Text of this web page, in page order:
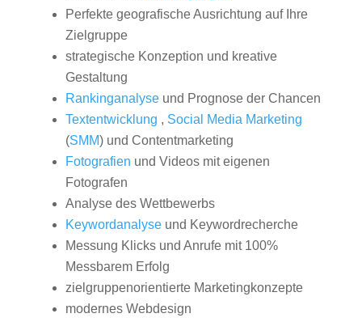
Perfekte geografische Ausrichtung auf Ihre
Zielgruppe
strategische Konzeption und kreative
Gestaltung
Rankinganalyseund Prognose der Chancen
Textentwicklung , Social Media Marketing
(SMM) und Contentmarketing
Fotografien und Videos mit eigenen
Fotografen
Analyse des Wettbewerbs
Keywordanalyseund Keywordrecherche
Messung Klicks und Anrufe mit 100%
Messbarem Erfolg
zielgruppenorientierte Marketingkonzepte
modernes Webdesign